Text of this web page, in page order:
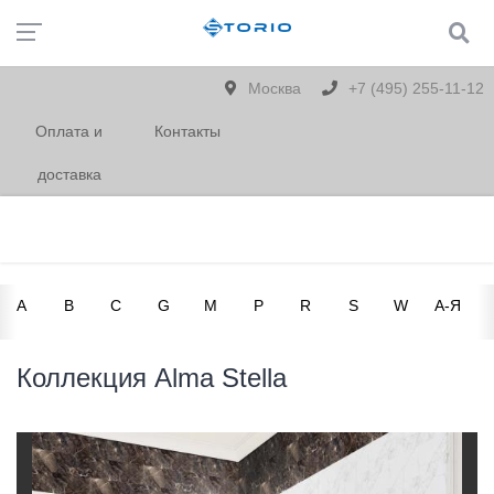
Москва +7 (495) 255-11-12
Оплата и
доставка
Контакты
A B C G M P R S W А-Я
Коллекция Alma Stella